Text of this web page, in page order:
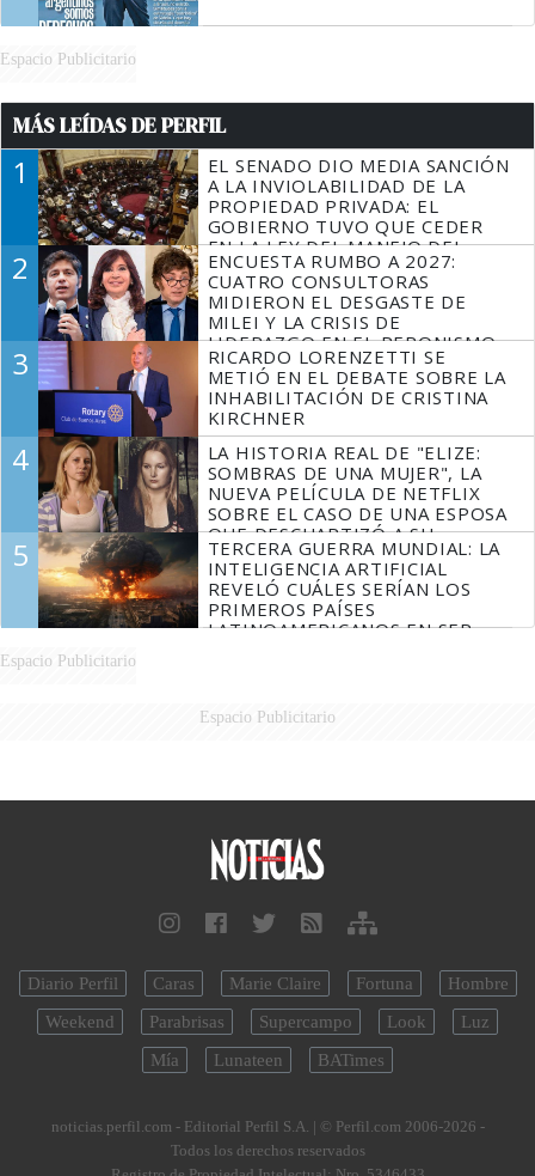
Espacio Publicitario
MÁS LEÍDAS DE PERFIL
1
EL SENADO DIO MEDIA SANCIÓN
A LA INVIOLABILIDAD DE LA
PROPIEDAD PRIVADA: EL
GOBIERNO TUVO QUE CEDER
EN LA LEY DEL MANEJO DEL
FUEGO
2
ENCUESTA RUMBO A 2027:
CUATRO CONSULTORAS
MIDIERON EL DESGASTE DE
MILEI Y LA CRISIS DE
LIDERAZGO EN EL PERONISMO
3
RICARDO LORENZETTI SE
METIÓ EN EL DEBATE SOBRE LA
INHABILITACIÓN DE CRISTINA
KIRCHNER
4
LA HISTORIA REAL DE "ELIZE:
SOMBRAS DE UNA MUJER", LA
NUEVA PELÍCULA DE NETFLIX
SOBRE EL CASO DE UNA ESPOSA
QUE DESCUARTIZÓ A SU
MARIDO
5
TERCERA GUERRA MUNDIAL: LA
INTELIGENCIA ARTIFICIAL
REVELÓ CUÁLES SERÍAN LOS
PRIMEROS PAÍSES
LATINOAMERICANOS EN SER
Espacio Publicitario
Espacio Publicitario
Diario Perfil Caras Marie Claire Fortuna
Hombre
Weekend
Parabrisas Supercampo Look
Luz
Mía
Lunateen BATimes
noticias.perfil.com - Editorial Perfil S.A. | © Perfil.com 2006-2026 -
Todos los derechos reservados